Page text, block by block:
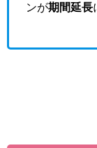
ンが期間延長